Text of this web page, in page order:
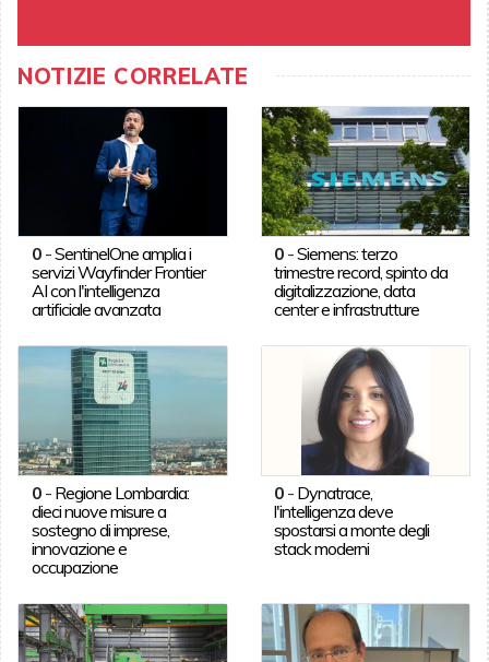
NOTIZIE CORRELATE
0-SentinelOne amplia i
servizi Wayfinder Frontier
AI con l'intelligenza
artificiale avanzata
0 -Siemens: terzo
trimestre record, spinto da
digitalizzazione, data
center e infrastrutture
0- Regione Lombardia:
dieci nuove misure a
sostegno di imprese,
innovazione e
occupazione
0 - Dynatrace,
l'intelligenza deve
spostarsi a monte degli
stack moderni